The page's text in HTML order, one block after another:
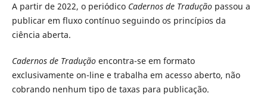
A partir de 2022, o periódico Cadernos de Traduçãopassou a
publicar em fluxo contínuo seguindo os princípios da
ciência aberta.
Cadernos de Traduçãoencontra-se em formato
exclusivamente on-line e trabalha em acesso aberto, não
cobrando nenhum tipo de taxas para publicação.